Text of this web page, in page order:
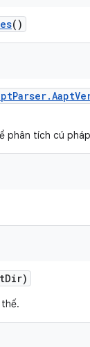
()
Parser.Aapt
phân tích cú pháp
Dir)